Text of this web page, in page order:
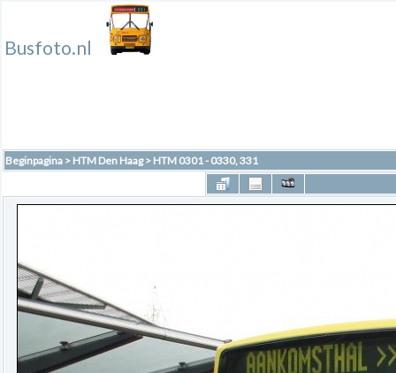
Busfoto.nl
Beginpagina > HTM Den Haag> HTM 0301 - 0330, 331